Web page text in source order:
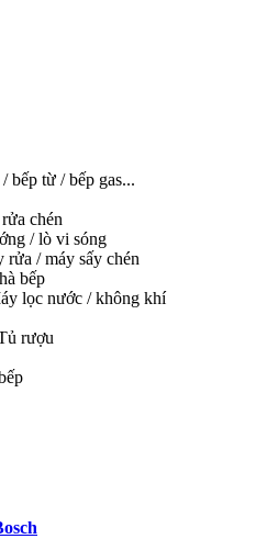
bếp từ / bếp gas...
chén
/ lò vi sóng
rửa / máy sấy chén
bếp
lọc nước / không khí
rượu